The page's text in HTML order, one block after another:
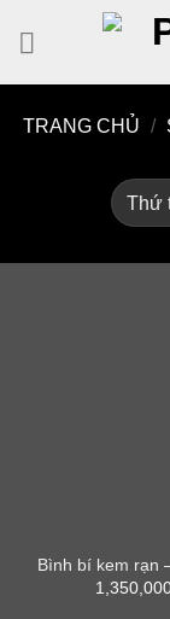
TRANG CHỦ /
Bình bí kem rạn